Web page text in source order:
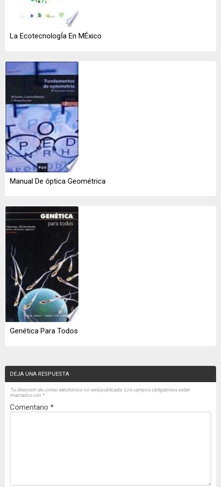
La EcotecnologÍa En MÉxico
Manual De óptica Geométrica
Genética Para Todos
DEJA UNA RESPUESTA
Tu dirección de correo electrónico no será publicada. Los campos obligatorios están
marcados con *
Comentario *